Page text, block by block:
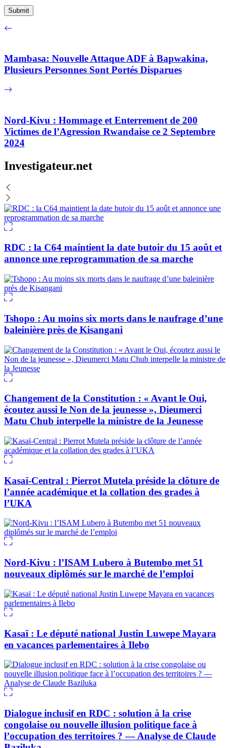
Mambasa: Nouvelle Attaque ADF à Bapwakina,
Plusieurs Personnes Sont Portés Disparues
Nord-Kivu : Hommage et Enterrement de 200
Victimes de l’Agression Rwandaise ce 2 Septembre
2024
Investigateur.net
RDC : la C64 maintient la date butoir du 15 août et
annonce une reprogrammation de sa marche
Tshopo : Au moins six morts dans le naufrage d’une
baleinière près de Kisangani
Changement de la Constitution : « Avant le Oui,
écoutez aussi le Non de la jeunesse », Dieumerci
Matu Chub interpelle la ministre de la Jeunesse
Kasaï-Central : Pierrot Mutela préside la clôture de
l’année académique et la collation des grades à
l’UKA
Nord-Kivu : l’ISAM Lubero à Butembo met 51
nouveaux diplômés sur le marché de l’emploi
Kasaï : Le député national Justin Luwepe Mayara
en vacances parlementaires à Ilebo
Dialogue inclusif en RDC : solution à la crise
congolaise ou nouvelle illusion politique face à
l’occupation des territoires ? — Analyse de Claude